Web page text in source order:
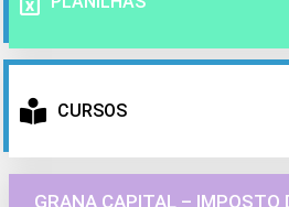
CURSOS
GRANA CAPITAL – IMPOSTO